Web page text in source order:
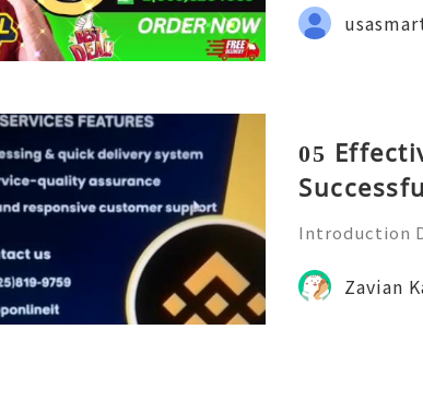
ions of
ommunities. It
05
Introduction
banking
tor
Zavian